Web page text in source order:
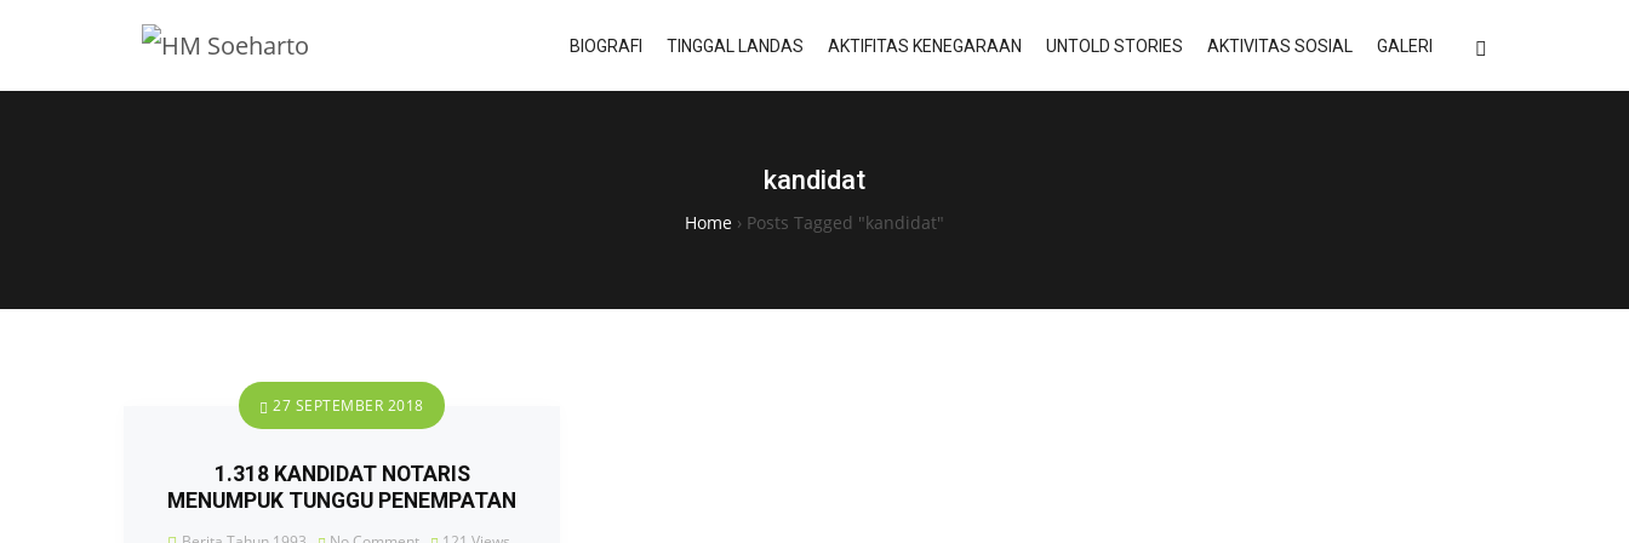
BIOGRAFI TINGGAL LANDAS AKTIFITAS KENEGARAAN UNTOLD STORIES AKTIVITAS SOSIAL GALERI
kandidat
Home › Posts Tagged "kandidat"
27 SEPTEMBER 2018
1.318 KANDIDAT NOTARIS
MENUMPUK TUNGGU PENEMPATAN